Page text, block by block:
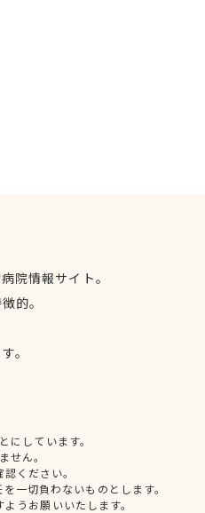
院情報サイト。
的。
。
しています。
せん。
ください。
一切負わないものとします。
うお願いいたします。